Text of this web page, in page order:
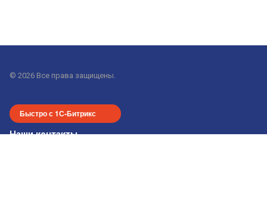
© 2026 Все права защищены.
Быстро с 1С-Битрикс
Наши контакты